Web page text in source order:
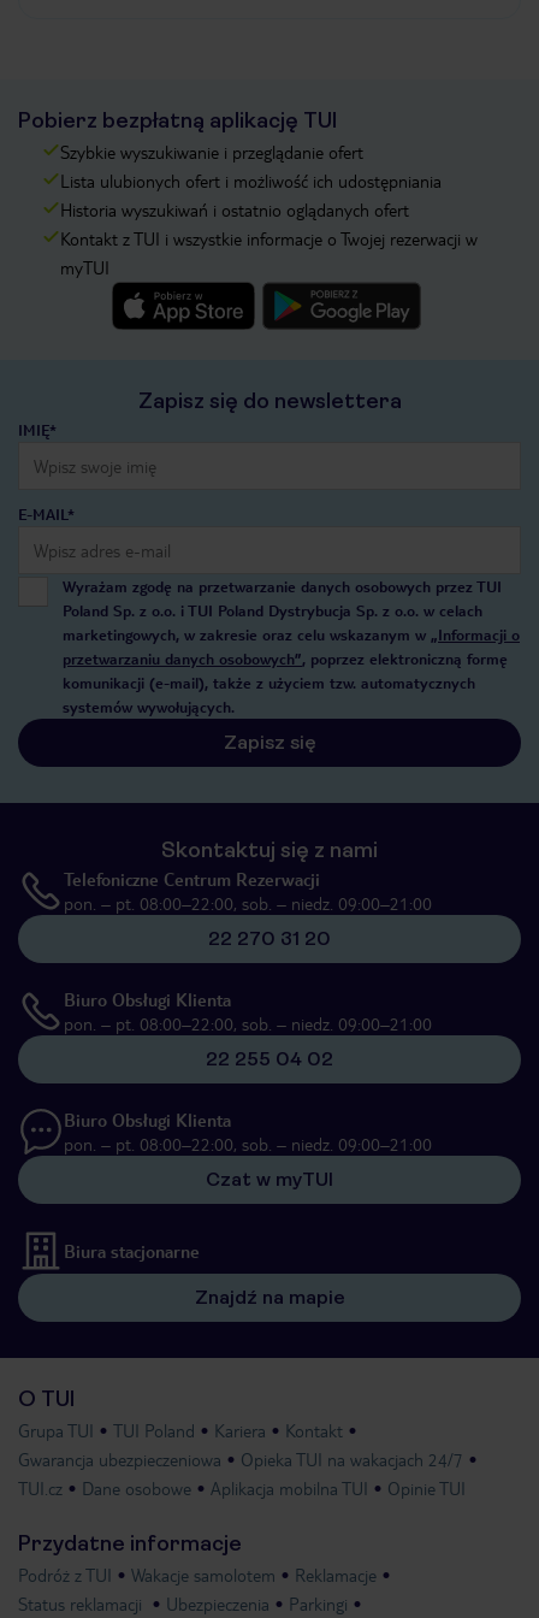
Pobierz bezpłatną aplikację TUI
Szybkie wyszukiwanie i przeglądanie ofert
Lista ulubionych ofert i możliwość ich udostępniania
Historia wyszukiwań i ostatnio oglądanych ofert
Kontakt z TUI i wszystkie informacje o Twojej rezerwacji w
myTUI
Zapisz się do newslettera
IMIĘ*
E-MAIL*
Wyrażam zgodę na przetwarzanie danych osobowych przez TUI
Poland Sp. z o.o. i TUI Poland Dystrybucja Sp. z o.o. w celach
marketingowych, w zakresie oraz celu wskazanym w „Informacji o
przetwarzaniu danych osobowych”, poprzez elektroniczną formę
komunikacji (e-mail), także z użyciem tzw. automatycznych
systemów wywołujących.
Zapisz się
Skontaktuj się z nami
Telefoniczne Centrum Rezerwacji
pon. – pt. 08:00–22:00, sob. – niedz. 09:00–21:00
22 270 31 20
Biuro Obsługi Klienta
pon. – pt. 08:00–22:00, sob. – niedz. 09:00–21:00
22 255 04 02
Biuro Obsługi Klienta
pon. – pt. 08:00–22:00, sob. – niedz. 09:00–21:00
Czat w myTUI
Biura stacjonarne
Znajdź na mapie
O TUI
Grupa TUI TUI Poland Kariera
Kontakt
Gwarancja ubezpieczeniowa
Opieka TUI na wakacjach 24/7
TUI.cz
Dane osobowe Aplikacja mobilna TUI Opinie TUI
Przydatne informacje
Podróż z TUI Wakacje samolotem
Reklamacje
Status reklamacji
Ubezpieczenia Parkingi